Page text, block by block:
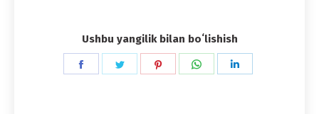
Ushbu yangilik bilan boʻlishish
Share
Share
Share
Share